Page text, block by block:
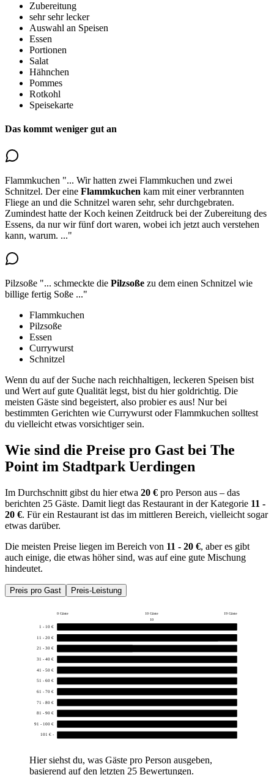
Zubereitung
sehr sehr lecker
Auswahl an Speisen
Essen
Portionen
Salat
Hähnchen
Pommes
Rotkohl
Speisekarte
Das kommt weniger gut an
Flammkuchen "... Wir hatten zwei Flammkuchen und zwei
Schnitzel. Der eine Flammkuchen kam mit einer verbrannten
Fliege an und die Schnitzel waren sehr, sehr durchgebraten.
Zumindest hatte der Koch keinen Zeitdruck bei der Zubereitung des
Essens, da nur wir fünf dort waren, wobei ich jetzt auch verstehen
kann, warum. ..."
Pilzsoße "... schmeckte die Pilzsoße zu dem einen Schnitzel wie
billige fertig Soße ..."
Flammkuchen
Pilzsoße
Essen
Currywurst
Schnitzel
Wenn du auf der Suche nach reichhaltigen, leckeren Speisen bist
und Wert auf gute Qualität legst, bist du hier goldrichtig. Die
meisten Gäste sind begeistert, also probier es aus! Nur bei
bestimmten Gerichten wie Currywurst oder Flammkuchen solltest
du vielleicht etwas vorsichtiger sein.
Wie sind die Preise pro Gast bei The
Point im Stadtpark Uerdingen
Im Durchschnitt gibst du hier etwa 20 € pro Person aus – das
berichten 25 Gäste. Damit liegt das Restaurant in der Kategorie 11 -
20 €. Für ein Restaurant ist das im mittleren Bereich, vielleicht sogar
etwas darüber.
Die meisten Preise liegen im Bereich von 11 - 20 €, aber es gibt
auch einige, die etwas höher sind, was auf eine gute Mischung
hindeutet.
Preis pro Gast Preis-Leistung
0 Gäste 10 Gäste
19 Gäste
10
1 - 10 €
11 - 20 €
21 - 30 €
31 - 40 €
41 - 50 €
51 - 60 €
61 - 70 €
71 - 80 €
81 - 90 €
91 - 100 €
101 € -
Hier siehst du, was Gäste pro Person ausgeben,
basierend auf den letzten 25 Bewertungen.